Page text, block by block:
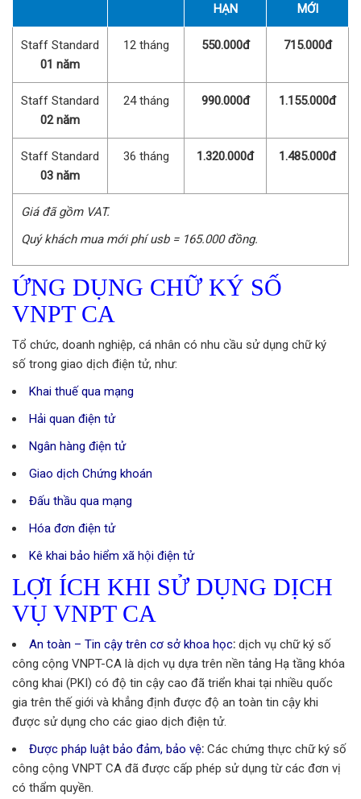
HẠN MỚI
Staff Standard
01 năm
12 tháng 550.000đ 715.000đ
Staff Standard
02 năm
24 tháng 990.000đ 1.155.000đ
Staff Standard
03 năm
36 tháng 1.320.000đ 1.485.000đ
Giá đã gồm VAT.
Quý khách mua mới phí usb = 165.000 đồng.
ỨNG DỤNG CHỮ KÝ SỐ
VNPT CA
Tổ chức, doanh nghiệp, cá nhân có nhu cầu sử dụng chữ ký
số trong giao dịch điện tử, như:
Khai thuế qua mạng
Hải quan điện tử
Ngân hàng điện tử
Giao dịch Chứng khoán
Đấu thầu qua mạng
Hóa đơn điện tử
Kê khai bảo hiểm xã hội điện tử
LỢI ÍCH KHI SỬ DỤNG DỊCH
VỤ VNPT CA
An toàn – Tin cậy trên cơ sở khoa học: dịch vụ chữ ký số
công cộng VNPT-CA là dịch vụ dựa trên nền tảng Hạ tầng khóa
công khai (PKI) có độ tin cậy cao đã triển khai tại nhiều quốc
gia trên thế giới và khẳng định được độ an toàn tin cậy khi
được sử dụng cho các giao dịch điện tử.
Được pháp luật bảo đảm, bảo vệ: Các chứng thực chữ ký số
công cộng VNPT CA đã được cấp phép sử dụng từ các đơn vị
có thẩm quyền.